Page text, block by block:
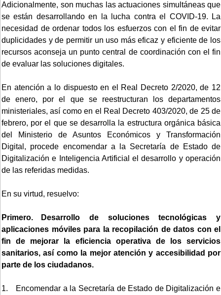
Adicionalmente, son muchas las actuaciones simultáneas que
se están desarrollando en la lucha contra el COVID-19. La
necesidad de ordenar todos los esfuerzos con el fin de evitar
duplicidades y de permitir un uso más eficaz y eficiente de los
recursos aconseja un punto central de coordinación con el fin
de evaluar las soluciones digitales.
En atención a lo dispuesto en el Real Decreto 2/2020, de 12
de enero, por el que se reestructuran los departamentos
ministeriales, así como en el Real Decreto 403/2020, de 25 de
febrero, por el que se desarrolla la estructura orgánica básica
del Ministerio de Asuntos Económicos y Transformación
Digital, procede encomendar a la Secretaría de Estado de
Digitalización e Inteligencia Artificial el desarrollo y operación
de las referidas medidas.
En su virtud, resuelvo:
Primero. Desarrollo de soluciones tecnológicas y
aplicaciones móviles para la recopilación de datos con el
fin de mejorar la eficiencia operativa de los servicios
sanitarios, así como la mejor atención y accesibilidad por
parte de los ciudadanos.
1. Encomendar a la Secretaría de Estado de Digitalización e